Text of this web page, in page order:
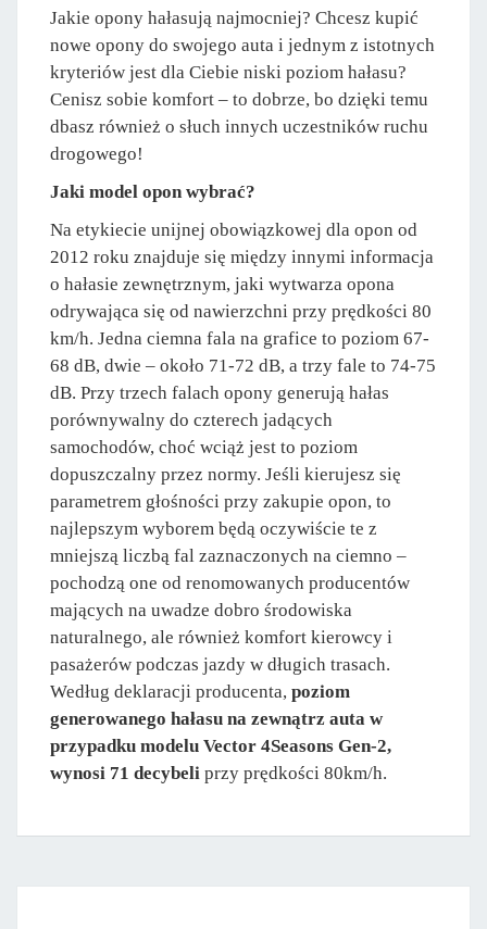
Jakie opony hałasują najmocniej? Chcesz kupić
nowe opony do swojego auta i jednym z istotnych
kryteriów jest dla Ciebie niski poziom hałasu?
Cenisz sobie komfort – to dobrze, bo dzięki temu
dbasz również o słuch innych uczestników ruchu
drogowego!
Jaki model opon wybrać?
Na etykiecie unijnej obowiązkowej dla opon od
2012 roku znajduje się między innymi informacja
o hałasie zewnętrznym, jaki wytwarza opona
odrywająca się od nawierzchni przy prędkości 80
km/h. Jedna ciemna fala na grafice to poziom 67-
68 dB, dwie – około 71-72 dB, a trzy fale to 74-75
dB. Przy trzech falach opony generują hałas
porównywalny do czterech jadących
samochodów, choć wciąż jest to poziom
dopuszczalny przez normy. Jeśli kierujesz się
parametrem głośności przy zakupie opon, to
najlepszym wyborem będą oczywiście te z
mniejszą liczbą fal zaznaczonych na ciemno –
pochodzą one od renomowanych producentów
mających na uwadze dobro środowiska
naturalnego, ale również komfort kierowcy i
pasażerów podczas jazdy w długich trasach.
Według deklaracji producenta, poziom
generowanego hałasu na zewnątrz auta w
przypadku modelu Vector 4Seasons Gen-2,
wynosi 71 decybeli przy prędkości 80km/h.